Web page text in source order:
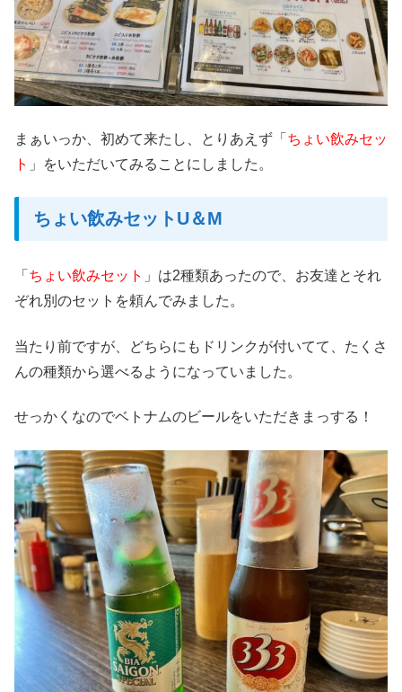
まぁいっか、初めて来たし、とりあえず「 ちょい飲みセッ
ト 」をいただいてみることにしました。
ちょい飲みセットU＆M
「 ちょい飲みセット 」は2種類あったので、お友達とそれ
ぞれ別のセットを頼んでみました。
当たり前ですが、どちらにもドリンクが付いてて、たくさ
んの種類から選べるようになっていました。
せっかくなのでベトナムのビールをいただきまっする！